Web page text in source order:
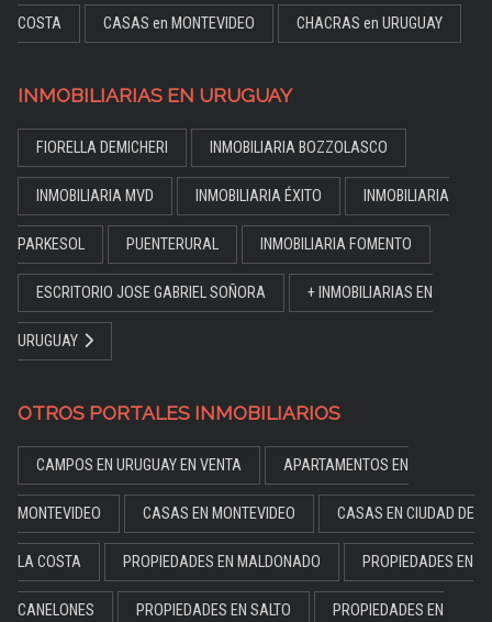
COSTA CASAS en MONTEVIDEO CHACRAS en URUGUAY
INMOBILIARIAS EN URUGUAY
FIORELLA DEMICHERI INMOBILIARIA BOZZOLASCO
INMOBILIARIA MVD INMOBILIARIA ÉXITO INMOBILIARIA
PARKESOL PUENTERURAL INMOBILIARIA FOMENTO
ESCRITORIO JOSE GABRIEL SOÑORA + INMOBILIARIAS EN
URUGUAY
OTROS PORTALES INMOBILIARIOS
CAMPOS EN URUGUAY EN VENTA APARTAMENTOS EN
MONTEVIDEO CASAS EN MONTEVIDEO CASAS EN CIUDAD DE
LA COSTA PROPIEDADES EN MALDONADO PROPIEDADES EN
CANELONES PROPIEDADES EN SALTO PROPIEDADES EN